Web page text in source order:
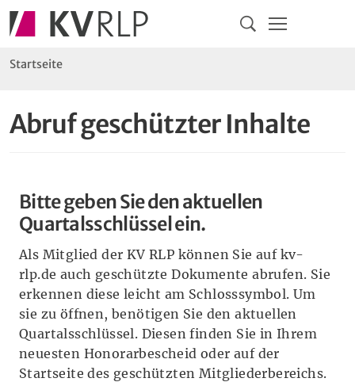
Navigation
Sie sind hier:
Startseite
Abruf geschützter Inhalte
Bitte geben Sie den aktuellen
Quartalsschlüssel ein.
Als Mitglied der KV RLP können Sie auf kv-
rlp.de auch geschützte Dokumente abrufen. Sie
erkennen diese leicht am Schlosssymbol. Um
sie zu öffnen, benötigen Sie den aktuellen
Quartalsschlüssel. Diesen finden Sie in Ihrem
neuesten Honorarbescheid oder auf der
Startseite des geschützten Mitgliederbereichs.